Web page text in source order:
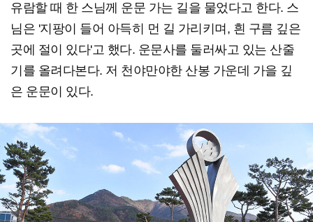
유람할 때 한 스님께 운문 가는 길을 물었다고 한다. 스
님은 '지팡이 들어 아득히 먼 길 가리키며, 흰 구름 깊은
곳에 절이 있다'고 했다. 운문사를 둘러싸고 있는 산줄
기를 올려다본다. 저 천야만야한 산봉 가운데 가을 깊
은 운문이 있다.